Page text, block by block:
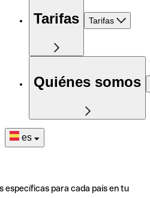
Tarifas Tarifas
Quiénes somos
es
específicas para cada país en tu